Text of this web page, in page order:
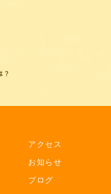
アクセス
お知らせ
ブログ